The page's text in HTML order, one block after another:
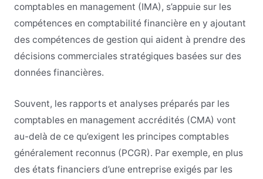
comptables en management (IMA), s’appuie sur les
compétences en comptabilité financière en y ajoutant
des compétences de gestion qui aident à prendre des
décisions commerciales stratégiques basées sur des
données financières.
Souvent, les rapports et analyses préparés par les
comptables en management accrédités (CMA) vont
au-delà de ce qu’exigent les principes comptables
généralement reconnus (PCGR). Par exemple, en plus
des états financiers d’une entreprise exigés par les